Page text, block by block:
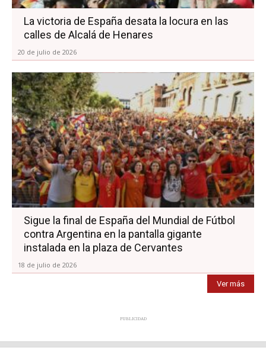
La victoria de España desata la locura en las
calles de Alcalá de Henares
20 de julio de 2026
Sigue la final de España del Mundial de Fútbol
contra Argentina en la pantalla gigante
instalada en la plaza de Cervantes
18 de julio de 2026
Ver más
PUBLICIDAD